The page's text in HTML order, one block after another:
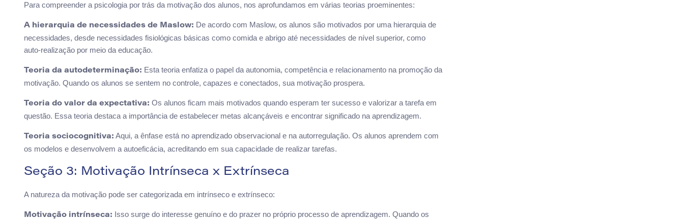
Para compreender a psicologia por trás da motivação dos alunos, nos aprofundamos em várias teorias proeminentes:
A hierarquia de necessidades de Maslow: De acordo com Maslow, os alunos são motivados por uma hierarquia de
necessidades, desde necessidades fisiológicas básicas como comida e abrigo até necessidades de nível superior, como
auto-realização por meio da educação.
Teoria da autodeterminação: Esta teoria enfatiza o papel da autonomia, competência e relacionamento na promoção da
motivação. Quando os alunos se sentem no controle, capazes e conectados, sua motivação prospera.
Teoria do valor da expectativa: Os alunos ficam mais motivados quando esperam ter sucesso e valorizar a tarefa em
questão. Essa teoria destaca a importância de estabelecer metas alcançáveis e encontrar significado na aprendizagem.
Teoria sociocognitiva: Aqui, a ênfase está no aprendizado observacional e na autorregulação. Os alunos aprendem com
os modelos e desenvolvem a autoeficácia, acreditando em sua capacidade de realizar tarefas.
Seção 3: Motivação Intrínseca x Extrínseca
A natureza da motivação pode ser categorizada em intrínseco e extrínseco:
Motivação intrínseca: Isso surge do interesse genuíno e do prazer no próprio processo de aprendizagem. Quando os